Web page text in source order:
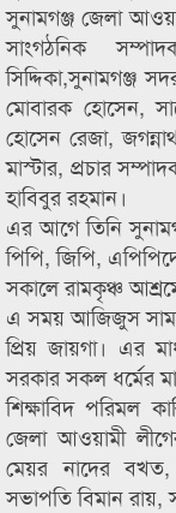
সুনামগঞ্জ জেলা
সাংগঠনিক
সিদ্দিকা,সুনামগঞ্জ
মোবারক হোসেন,
হোসেন রেজা,
মাস্টার, প্রচার
হাবিবুর রহমান।
এর আগে তিনি
পিপি, জিপি,
সকালে রামকৃঞ্চ
এ সময় আজিজুস
প্রিয় জায়গা। এর
সরকার সকল ধর্মের
শিক্ষাবিদ পরিমল
জেলা আওয়ামী
মেয়র নাদের
সভাপতি বিমান রায়,